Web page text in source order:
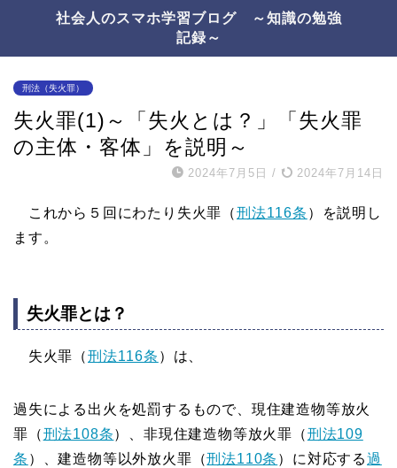
社会人のスマホ学習ブログ ～知識の勉強
記録～
刑法（失火罪）
失火罪(1)～「失火とは？」「失火罪
の主体・客体」を説明～
2024年7月5日 / 2024年7月14日
これから５回にわたり失火罪（刑法116条 ）を説明し
ます。
失火罪とは？
失火罪（刑法116条 ）は、
過失による出火を処罰するもので、現住建造物等放火
罪（刑法108条）、非現住建造物等放火罪（刑法109
条 ）、建造物等以外放火罪（刑法110条 ）に対応する過